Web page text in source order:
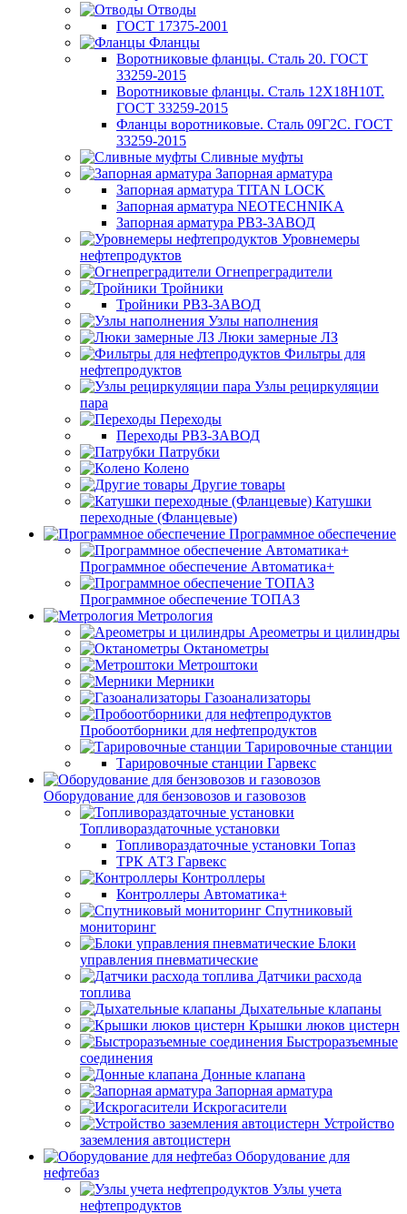
Отводы
ГОСТ 17375-2001
Фланцы
Воротниковые фланцы. Сталь 20. ГОСТ
33259-2015
Воротниковые фланцы. Сталь 12Х18Н10Т.
ГОСТ 33259-2015
Фланцы воротниковые. Сталь 09Г2С. ГОСТ
33259-2015
Сливные муфты
Запорная арматура
Запорная арматура TITAN LOCK
Запорная арматура NEOTECHNIKA
Запорная арматура РВЗ-ЗАВОД
Уровнемеры
нефтепродуктов
Огнепреградители
Тройники
Тройники РВЗ-ЗАВОД
Узлы наполнения
Люки замерные ЛЗ
Фильтры для
нефтепродуктов
Узлы рециркуляции
пара
Переходы
Переходы РВЗ-ЗАВОД
Патрубки
Колено
Другие товары
Катушки
переходные (Фланцевые)
Программное обеспечение
Программное обеспечение Автоматика+
Программное обеспечение ТОПАЗ
Метрология
Ареометры и цилиндры
Октанометры
Метроштоки
Мерники
Газоанализаторы
Пробоотборники для нефтепродуктов
Тарировочные станции
Тарировочные станции Гарвекс
Оборудование для бензовозов и газовозов
Топливораздаточные установки
Топливораздаточные установки Топаз
ТРК АТЗ Гарвекс
Контроллеры
Контроллеры Автоматика+
Спутниковый
мониторинг
Блоки
управления пневматические
Датчики расхода
топлива
Дыхательные клапаны
Крышки люков цистерн
Быстроразъемные
соединения
Донные клапана
Запорная арматура
Искрогасители
Устройство
заземления автоцистерн
Оборудование для
нефтебаз
Узлы учета
нефтепродуктов